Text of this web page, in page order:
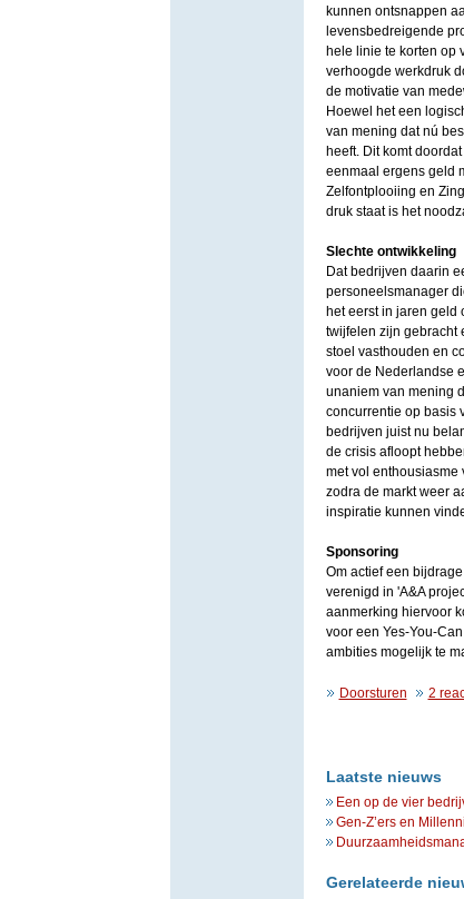
kunnen ontsnappen
levensbedreigende
hele linie te korten op
verhoogde werkdruk
de motivatie van
Hoewel het een
van mening dat nú
heeft. Dit komt
eenmaal ergens geld
Zelfontplooiing en
druk staat is het
Slechte ontwikkeling
Dat bedrijven daarin
personeelsmanager
het eerst in jaren geld
twijfelen zijn gebracht
stoel vasthouden en
voor de Nederlandse
unaniem van mening
concurrentie op basis
bedrijven juist nu
de crisis afloopt
met vol enthousiasme
zodra de markt weer
inspiratie kunnen
Sponsoring
Om actief een
verenigd in 'A&A
aanmerking hiervoor
voor een Yes-You-
ambities mogelijk te
Doorsturen 2
Laatste nieuws
Een op de vier
Gen-Z’ers en
Gerelateerde